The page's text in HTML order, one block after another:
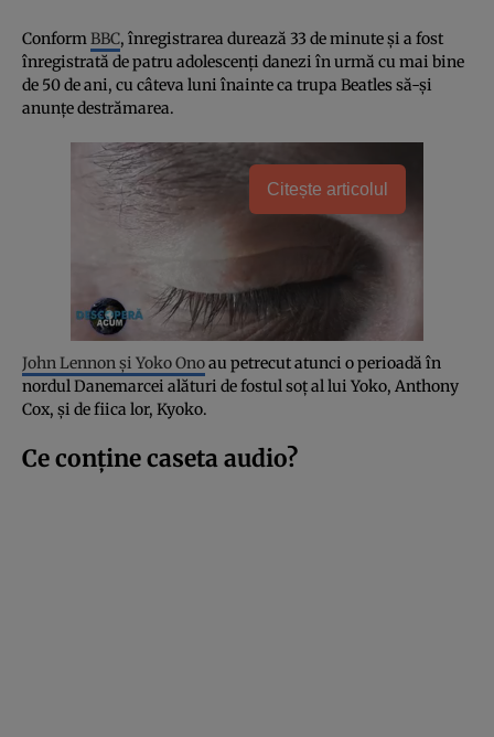
ConformBBC, înregistrarea durează 33 de minute și a fost
înregistrată de patru adolescenți danezi în urmă cu mai bine
de 50 de ani, cu câteva luni înainte ca trupa Beatles să-și
anunțe destrămarea.
Citește articolul
John Lennon și Yoko Onoau petrecut atunci o perioadă în
nordul Danemarcei alături de fostul soț al lui Yoko, Anthony
Cox, și de fiica lor, Kyoko.
Ce conține caseta audio?